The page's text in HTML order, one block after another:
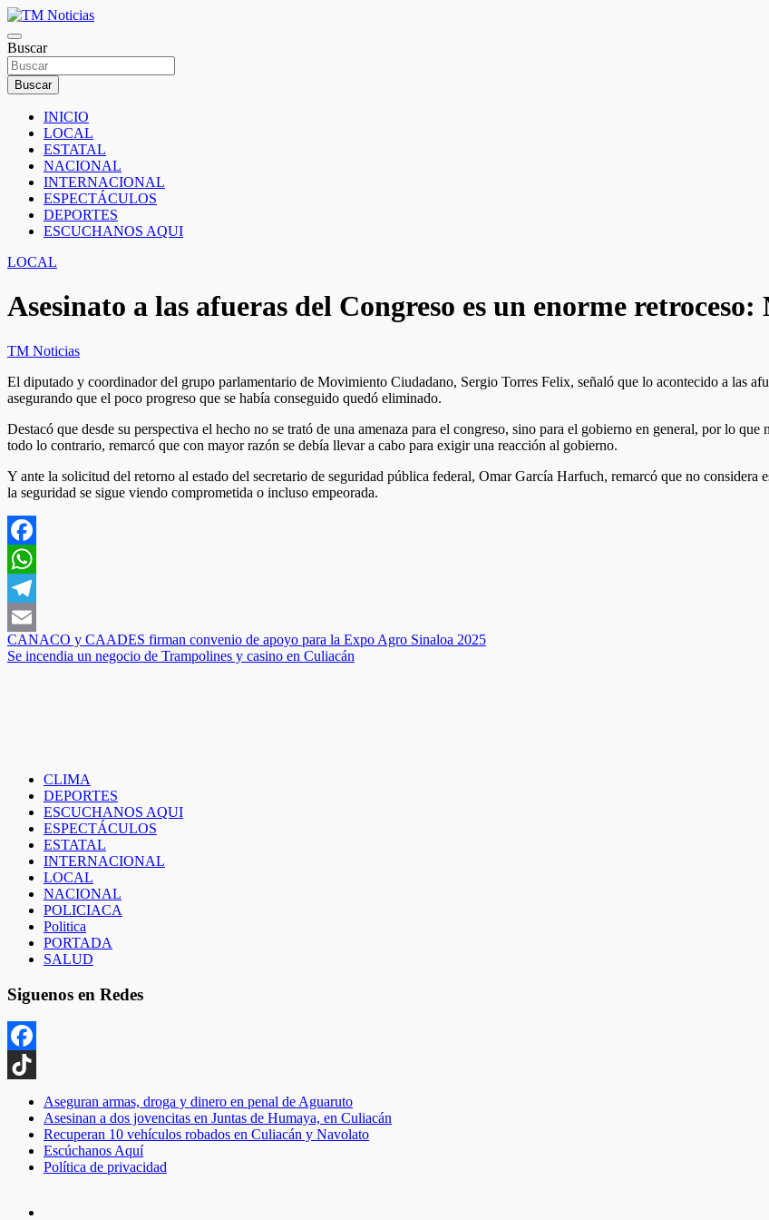
Saltar
al
contenido
TM Noticias
TM Noticias
Buscar
Buscar
INICIO
LOCAL
ESTATAL
NACIONAL
INTERNACIONAL
ESPECTÁCULOS
DEPORTES
ESCUCHANOS AQUI
LOCAL
Asesinato a las afueras del Congreso es un enorme
TM Noticias
El diputado y coordinador del grupo parlamentario de Movimiento Ciudadano, Sergio Torres Felix, señaló que lo acontecido a las
asegurando que el poco progreso que se había conseguido quedó eliminado.
Destacó que desde su perspectiva el hecho no se trató de una amenaza para el congreso, sino para el gobierno en general, por lo
todo lo contrario, remarcó que con mayor razón se debía llevar a cabo para exigir una reacción al gobierno.
Y ante la solicitud del retorno al estado del secretario de seguridad pública federal, Omar García Harfuch, remarcó que no
la seguridad se sigue viendo comprometida o incluso empeorada.
Facebook
WhatsApp
Telegram
Email
Navegación
de
CANACO y CAADES firman convenio de apoyo para la Expo Agro Sinaloa 2025
Se incendia un negocio de Trampolines y casino en Culiacán
CLIMA
DEPORTES
ESCUCHANOS AQUI
ESPECTÁCULOS
ESTATAL
INTERNACIONAL
LOCAL
NACIONAL
POLICIACA
Politica
PORTADA
SALUD
Siguenos en Redes
Facebook
TikTok
Aseguran armas, droga y dinero en penal de Aguaruto
Asesinan a dos jovencitas en Juntas de Humaya, en Culiacán
Recuperan 10 vehículos robados en Culiacán y Navolato
Escúchanos Aquí
Política de privacidad